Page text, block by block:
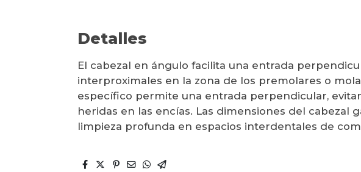
Detalles
El cabezal en ángulo facilita una entrada
interproximales en la zona de los premolares o
específico permite una entrada perpendicular,
heridas en las encías. Las dimensiones del cabezal
limpieza profunda en espacios interdentales de